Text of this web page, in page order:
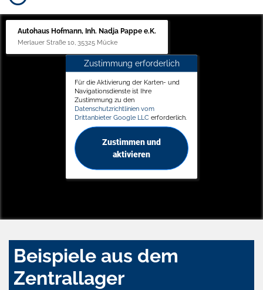
Autohaus Hofmann, Inh. Nadja Pappe e.K.
Merlauer Straße 10, 35325 Mücke
Zustimmung erforderlich
Für die Aktivierung der Karten- und
Navigationsdienste ist Ihre
Zustimmung zu den
Datenschutzrichtlinien vom
Drittanbieter Google LLC erforderlich.
Zustimmen und
aktivieren
Beispiele aus dem
Zentrallager